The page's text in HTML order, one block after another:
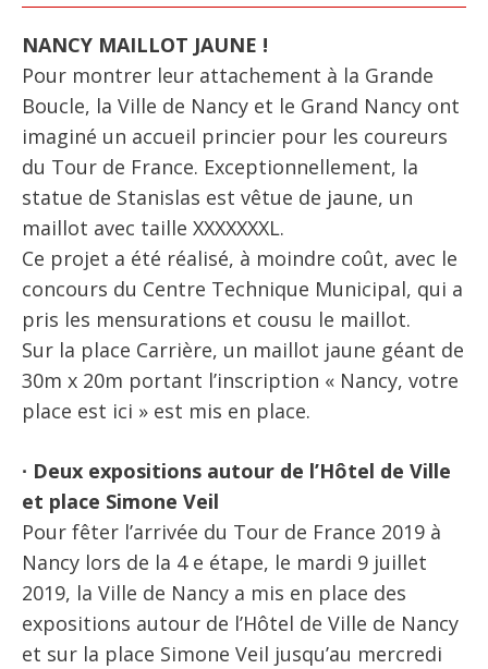
NANCY MAILLOT JAUNE !
Pour montrer leur attachement à la Grande
Boucle, la Ville de Nancy et le Grand Nancy ont
imaginé un accueil princier pour les coureurs
du Tour de France. Exceptionnellement, la
statue de Stanislas est vêtue de jaune, un
maillot avec taille XXXXXXXL.
Ce projet a été réalisé, à moindre coût, avec le
concours du Centre Technique Municipal, qui a
pris les mensurations et cousu le maillot.
Sur la place Carrière, un maillot jaune géant de
30m x 20m portant l’inscription « Nancy, votre
place est ici » est mis en place.
∙ Deux expositions autour de l’Hôtel de Ville
et place Simone Veil
Pour fêter l’arrivée du Tour de France 2019 à
Nancy lors de la 4 e étape, le mardi 9 juillet
2019, la Ville de Nancy a mis en place des
expositions autour de l’Hôtel de Ville de Nancy
et sur la place Simone Veil jusqu’au mercredi